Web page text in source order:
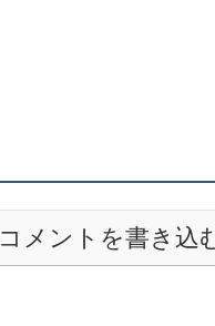
コメントを書き込